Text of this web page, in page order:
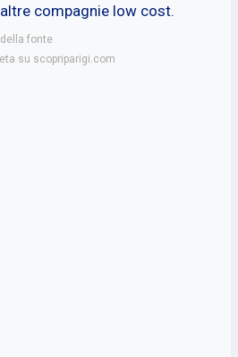
compagnie low cost.
fonte
su scopriparigi.com